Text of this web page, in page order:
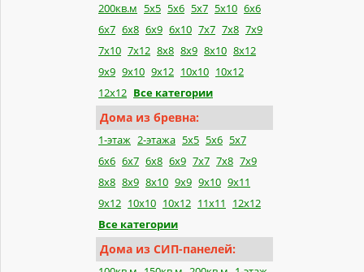
200кв.м 5x5 5x6 5x7 5x10 6x6
6x7 6x8 6x9 6x10 7x7 7x8 7x9
7x10 7x12 8x8 8x9 8x10 8x12
9x9 9x10 9x12 10x10 10x12
12x12 Все категории
Дома из бревна:
1-этаж 2-этажа 5x5 5x6 5x7
6x6 6x7 6x8 6x9 7x7 7x8 7x9
8x8 8x9 8x10 9x9 9x10 9x11
9x12 10x10 10x12 11x11
12x12
Все категории
Дома из СИП-панелей: